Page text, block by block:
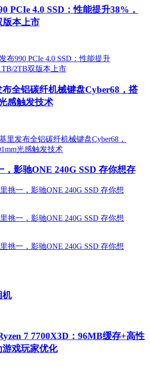
PCIe 4.0 SSD：性能提升38%，
版本上市
全铝碳纤机械键盘Cyber68，搭
感触发技术
，影驰ONE 240G SSD 存你想存
机
7 7700X3D：96MB缓存+高性
戏玩家优化